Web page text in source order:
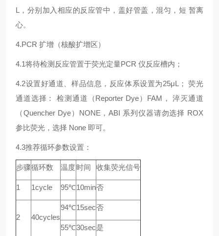
L，分别加入相应的反应管中，盖好管盖，混匀，短 暂离
心。
4.PCR 扩增（核酸扩增区）
4.1将待检测反应管置于荧光定量PCR 仪反应槽内；
4.2设置好通道、样品信息，反应体系设置为25μL； 荧光
通道选择： 检测通道（Reporter Dye）FAM， 淬灭通道
（Quencher Dye）NONE，ABI 系列仪器请勿选择 ROX
参比荧光，选择 None 即可。
4.3推荐循环参数设置：
步骤循环数 温度时间 收集荧光信号
1 1cycle 95℃10min否
2 40cycles
94℃15sec否
55℃30sec是